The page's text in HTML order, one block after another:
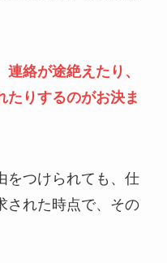
連絡が途絶えたり、
たりするのがお決ま
をつけられても、仕
された時点で、その